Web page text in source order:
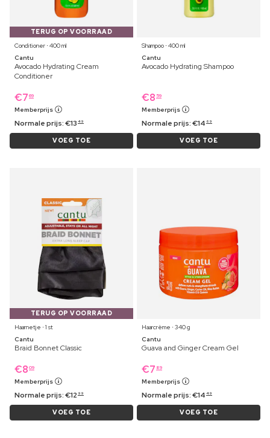
TERUG OP VOORRAAD
Conditioner ⋅ 400 ml
Cantu
Avocado Hydrating Cream
Conditioner
€7 69
Memberprijs
Normale prijs:€13 49
VOEG TOE
Shampoo ⋅ 400 ml
Cantu
Avocado Hydrating Shampoo
€8 59
Memberprijs
Normale prijs:€14 69
VOEG TOE
TERUG OP VOORRAAD
Haarnetje ⋅ 1 st
Cantu
Braid Bonnet Classic
€8 09
Memberprijs
Normale prijs:€12 99
VOEG TOE
Haarcrème ⋅ 340 g
Cantu
Guava and Ginger Cream Gel
€7 89
Memberprijs
Normale prijs:€14 49
VOEG TOE